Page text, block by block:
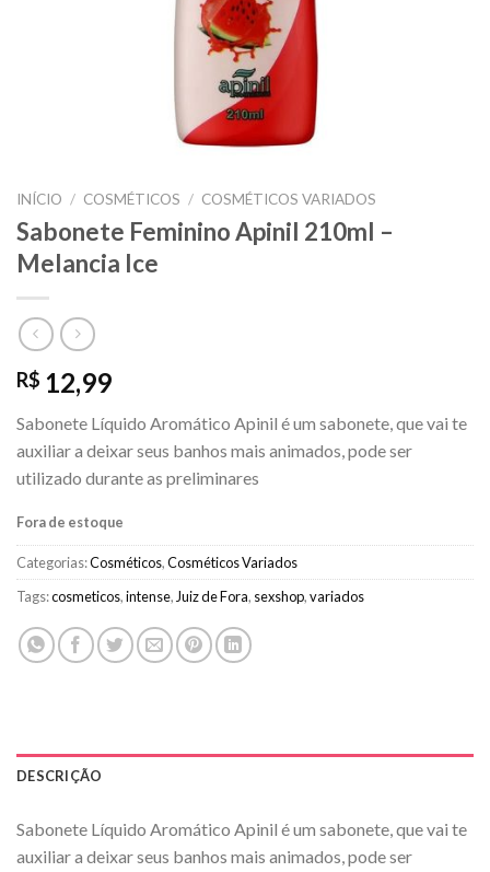
INÍCIO / COSMÉTICOS / COSMÉTICOS VARIADOS
Sabonete Feminino Apinil 210ml –
Melancia Ice
R$ 12,99
Sabonete Líquido Aromático Apinil é um sabonete, que vai te
auxiliar a deixar seus banhos mais animados, pode ser
utilizado durante as preliminares
Fora de estoque
Categorias:Cosméticos,Cosméticos Variados
Tags:cosmeticos,intense,Juiz de Fora, sexshop,variados
DESCRIÇÃO
Sabonete Líquido Aromático Apinil é um sabonete, que vai te
auxiliar a deixar seus banhos mais animados, pode ser